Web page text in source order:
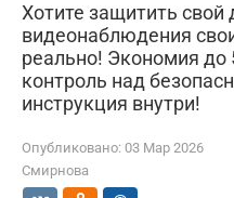
Хотите защитить свой
видеонаблюдения
реально! Экономия до
контроль над
инструкция внутри!
Опубликовано: 03 Мар 2026
Смирнова